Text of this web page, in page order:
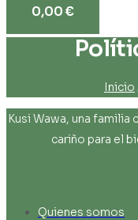
0,00€
Inicio
Kusi Wawa, una
cariño para el
Quienes somos